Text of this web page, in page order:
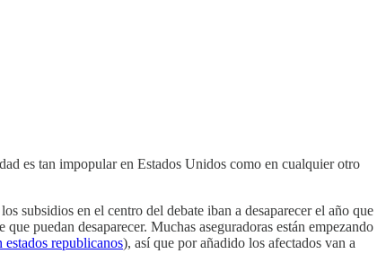
es tan impopular en Estados Unidos como en cualquier otro
subsidios en el centro del debate iban a desaparecer el año que
puedan desaparecer. Muchas aseguradoras están empezando
estados republicanos), así que por añadido los afectados van a